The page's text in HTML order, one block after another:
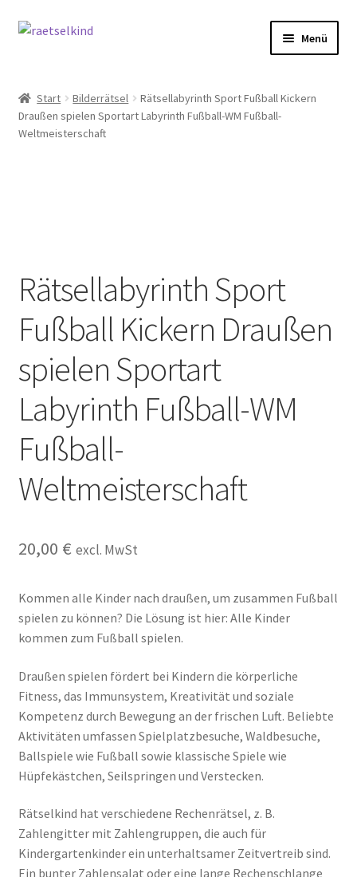
Zur
Zum
Menü
AGB
FAQ
Impressum
Kasse
Kontakt
Kostenlose Rätsel
Mein Konto
Shop
Versandarten
Warenkorb
Widerrufsbelehrung
Zahlungsarten
Start Bilderrätsel
Rätsellabyrinth Sport Fußball Kickern
Draußen spielen Sportart Labyrinth Fußball-WM Fußball-
Weltmeisterschaft
Rätsellabyrinth Sport
Fußball Kickern Draußen
spielen Sportart
Labyrinth Fußball-WM
Fußball-
Weltmeisterschaft
20,00 € excl. MwSt
Kommen alle Kinder nach draußen, um zusammen Fußball
spielen zu können? Die Lösung ist hier: Alle Kinder
kommen zum Fußball spielen.
Draußen spielen fördert bei Kindern die körperliche
Fitness, das Immunsystem, Kreativität und soziale
Kompetenz durch Bewegung an der frischen Luft. Beliebte
Aktivitäten umfassen Spielplatzbesuche, Waldbesuche,
Ballspiele wie Fußball sowie klassische Spiele wie
Hüpfekästchen, Seilspringen und Verstecken.
Rätselkind hat verschiedene Rechenrätsel, z. B.
Zahlengitter mit Zahlengruppen, die auch für
Kindergartenkinder ein unterhaltsamer Zeitvertreib sind.
Ein bunter Zahlensalat oder eine lange Rechenschlange